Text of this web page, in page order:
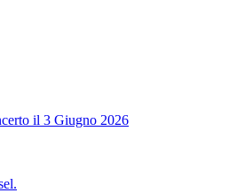
il 3 Giugno 2026